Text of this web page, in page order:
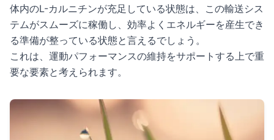
体内のL-カルニチンが充足している状態は、この輸送シス
テムがスムーズに稼働し、効率よくエネルギーを産生でき
る準備が整っている状態と言えるでしょう。
これは、運動パフォーマンスの維持をサポートする上で重
要な要素と考えられます。